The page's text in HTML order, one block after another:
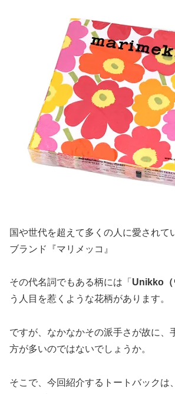
国や世代を超えて多くの人に愛されて
ブランド『マリメッコ』
その代名詞でもある柄には「 Unikko（
う人目を惹くような花柄があります。
ですが、なかなかその派手さが故に、
方が多いのではないでしょうか。
そこで、今回紹介するトートバックは、